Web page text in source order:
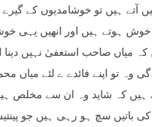
آتے ہیں تو خوشامدیوں کے گیرے
ہوتے ہیں اور انھیں یہی
کہ میاں صاحب استعفیٰ نہیں دینا
گی وہ تو اپنے فائدے ے لئے میاں
کہ شاید وہ ان سے مخلص ہیں
باتیں سچ ہو رہی ہیں جو